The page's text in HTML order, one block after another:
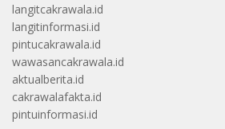
langitcakrawala.id
langitinformasi.id
pintucakrawala.id
wawasancakrawala.id
aktualberita.id
cakrawalafakta.id
pintuinformasi.id